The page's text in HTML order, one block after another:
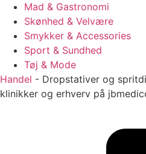
Mad & Gastronomi
Skønhed & Velvære
Smykker & Accessories
Sport & Sundhed
Tøj & Mode
Handel - Dropstativer og
klinikker og erhverv på